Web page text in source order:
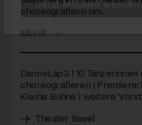
choreografisch um.
MEHR
DanceLap3 | 10
choreografieren | Premiere:
Kleine Bühne | weitere
Theater Basel
Jetzt Mitglied werden